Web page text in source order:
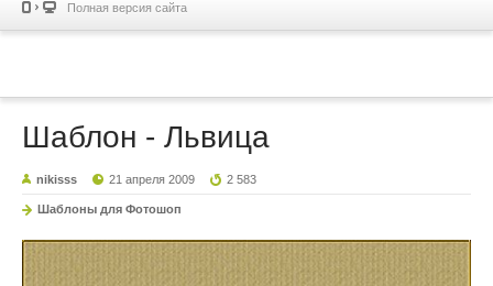
Полная версия сайта
Шаблон - Львица
nikisss 21 апреля 2009 2 583
Шаблоны для Фотошоп